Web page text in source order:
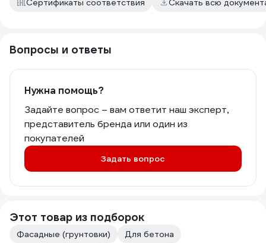
Сертификаты соответствия Скачать всю
Вопросы и ответы
Нужна помощь?
Задайте вопрос – вам ответит наш эксперт,
представитель бренда или один из
покупателей
Задать вопрос
Этот товар из подборок
Фасадные (грунтовки)
Для бетона